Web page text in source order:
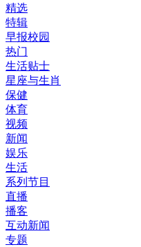
精选
特辑
早报校园
热门
生活贴士
星座与生肖
保健
体育
视频
新闻
娱乐
生活
系列节目
直播
播客
互动新闻
专题